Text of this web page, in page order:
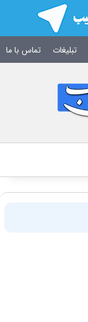
تبلیغات تماس با ما